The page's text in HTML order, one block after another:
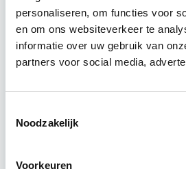
personaliseren, om functies voor
en om ons websiteverkeer te
informatie over uw gebruik van
partners voor social media,
Noodzakelijk
Voorkeuren
De opleiding
vastgoedportefeuille optimaal